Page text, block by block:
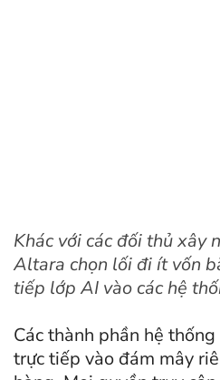
Khác với các đối thủ xây
Altara chọn lối đi ít vốn
tiếp lớp AI vào các hệ
Các thành phần hệ
trực tiếp vào đám mây